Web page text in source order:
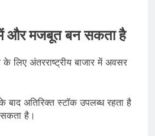
में और मजबूत बन सकता है
के लिए अंतरराष्ट्रीय बाजार में अवसर
बाद अतिरिक्त स्टॉक उपलब्ध रहता है
सकता है।